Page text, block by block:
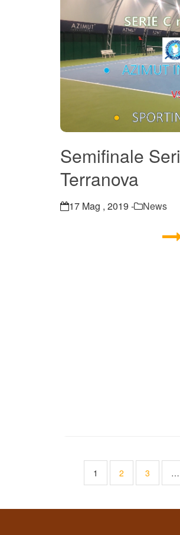
Semifinale
Terranova
17 Mag , 2019 - News
1 2 3 …